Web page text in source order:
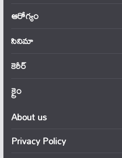
ఆరోగ్యం
సినిమా
కెరీర్
క్రైం
About us
Privacy Policy